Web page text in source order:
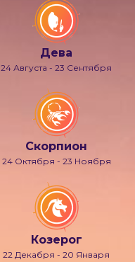
Дева
24 Августа - 23 Сентября
Скорпион
24 Октября - 23 Ноября
Козерог
22 Декабря - 20 Января